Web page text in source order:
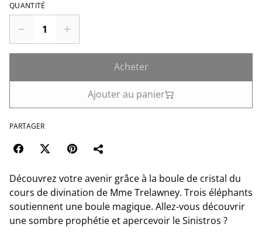
QUANTITÉ
Acheter
Ajouter au panier
PARTAGER
Découvrez votre avenir grâce à la boule de cristal du
cours de divination de Mme Trelawney. Trois éléphants
soutiennent une boule magique. Allez-vous découvrir
une sombre prophétie et apercevoir le Sinistros ?